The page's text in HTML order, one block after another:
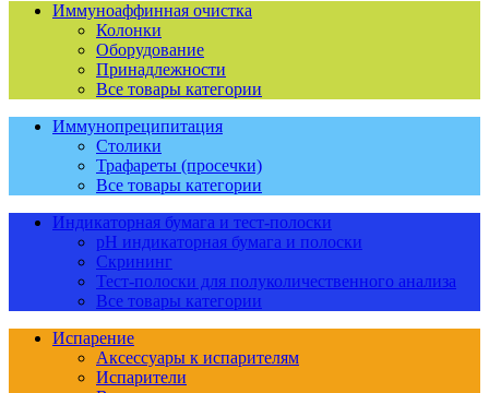
Иммуноаффинная очистка
Колонки
Оборудование
Принадлежности
Все товары категории
Иммунопреципитация
Столики
Трафареты (просечки)
Все товары категории
Индикаторная бумага и тест-полоски
pH индикаторная бумага и полоски
Скрининг
Тест-полоски для полуколичественного анализа
Все товары категории
Испарение
Аксессуары к испарителям
Испарители